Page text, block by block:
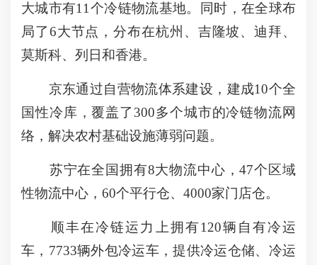
大城市有11个冷链物流基地。同时，在全球布
局了6大节点，分布在杭州、吉隆坡、迪拜、
莫斯科、列日和香港。
京东通过自营物流体系建设，建成10个全
国性冷库，覆盖了300多个城市的冷链物流网
络，解决农村基础设施薄弱问题。
苏宁在全国拥有8大物流中心，47个区域
性物流中心，60个平行仓、4000家门店仓。
顺丰在冷链运力上拥有120辆自有冷运
车，7733辆外包冷运车，提供冷运仓储、冷运